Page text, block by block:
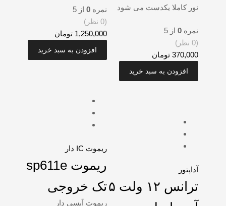
نور کاملا یکدست می شود
نمره 0 از 5
(0 نظر)
370,000 تومان
افزودن به سبد خرید
نمره0 از 5
(0 نظر)
1,250,000 تومان
افزودن به سبد خرید
آداپتور
ترانس ۱۲ ولت ۵
ریموت IC دار
ریموت sp611e
تک خروجی
ریموت آیسی دار